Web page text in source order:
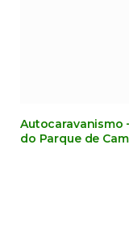
Autocaravanismo
do Parque de